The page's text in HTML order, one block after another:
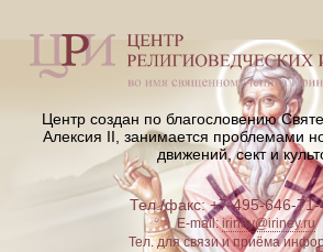
Центр создан по благословению
Алексия II, занимается проблемами
движений, сект и
Тел./факс: +7-495-646-
E-mail:iriney@iriney.ru
Тел. для связи и приёма